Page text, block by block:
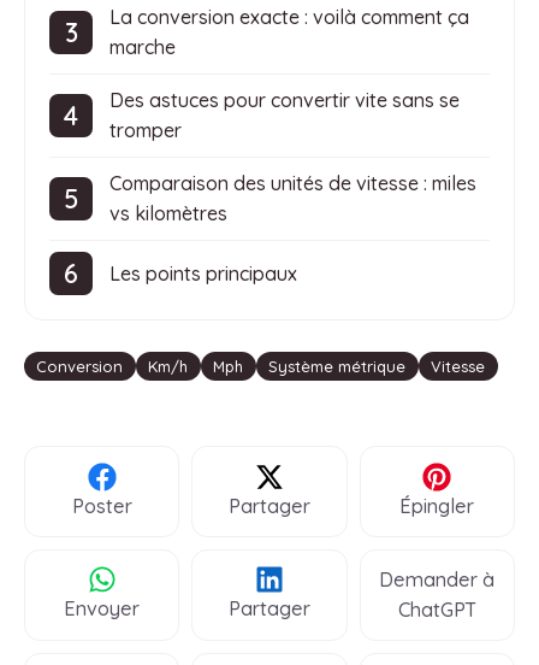
La conversion exacte : voilà comment ça
marche
Des astuces pour convertir vite sans se
tromper
Comparaison des unités de vitesse : miles
vs kilomètres
Les points principaux
Étiquettes
Conversion Km/h Mph Système métrique Vitesse
Poster Partager Épingler
Envoyer Partager
Demander à
ChatGPT